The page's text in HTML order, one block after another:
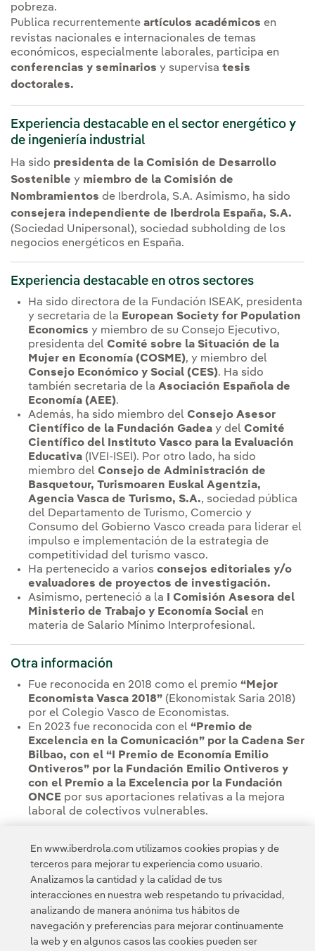
pobreza.
Publica recurrentemente artículos académicos en
revistas nacionales e internacionales de temas
económicos, especialmente laborales, participa en
conferencias y seminarios y supervisa tesis
doctorales.
Experiencia destacable en el sector energético y
de ingeniería industrial
Ha sido presidenta de la Comisión de Desarrollo
Sostenible y miembro de la Comisión de
Nombramientos de Iberdrola, S.A. Asimismo, ha sido
consejera independiente de Iberdrola España, S.A.
(Sociedad Unipersonal), sociedad subholding de los
negocios energéticos en España.
Experiencia destacable en otros sectores
Ha sido directora de la Fundación ISEAK, presidenta
y secretaria de la European Society for Population
Economics y miembro de su Consejo Ejecutivo,
presidenta del Comité sobre la Situación de la
Mujer en Economía (COSME), y miembro del
Consejo Económico y Social (CES). Ha sido
también secretaria de la Asociación Española de
Economía (AEE).
Además, ha sido miembro del Consejo Asesor
Científico de la Fundación Gadea y del Comité
Científico del Instituto Vasco para la Evaluación
Educativa (IVEI-ISEI). Por otro lado, ha sido
miembro del Consejo de Administración de
Basquetour, Turismoaren Euskal Agentzia,
Agencia Vasca de Turismo, S.A., sociedad pública
del Departamento de Turismo, Comercio y
Consumo del Gobierno Vasco creada para liderar el
impulso e implementación de la estrategia de
competitividad del turismo vasco.
Ha pertenecido a varios consejos editoriales y/o
evaluadores de proyectos de investigación.
Asimismo, perteneció a la I Comisión Asesora del
Ministerio de Trabajo y Economía Social en
materia de Salario Mínimo Interprofesional.
Otra información
Fue reconocida en 2018 como el premio “Mejor
Economista Vasca 2018” (Ekonomistak Saria 2018)
por el Colegio Vasco de Economistas.
En 2023 fue reconocida con el “Premio de
Excelencia en la Comunicación” por la Cadena Ser
Bilbao, con el “I Premio de Economía Emilio
Ontiveros” por la Fundación Emilio Ontiveros y
con el Premio a la Excelencia por la Fundación
ONCE por sus aportaciones relativas a la mejora
laboral de colectivos vulnerables.
Ver Composición del Consejo de Administración
Ver Comisión de Desarrollo Sostenible
En www.iberdrola.com utilizamos cookies propias y de
terceros para mejorar tu experiencia como usuario.
Analizamos la cantidad y la calidad de tus
interacciones en nuestra web respetando tu privacidad,
analizando de manera anónima tus hábitos de
navegación y preferencias para mejorar continuamente
la web y en algunos casos las cookies pueden ser